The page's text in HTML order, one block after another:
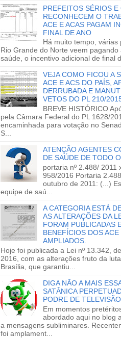
PREFEITOS SÉRIOS E
RECONHECEM O
ACE E ACAS PAGAM
FINAL DE ANO
Há muito tempo, várias
Rio Grande do Norte veem pagando
saúde, o incentivo adicional de final
VEJA COMO FICOU A
ACE E ACS DO PAÍS,
DERRUBADA E
VETOS DO PL 210/
BREVE HISTÓRICO
pela Câmara Federal do PL 1628/
encaminhada para votação no
S...
ATENÇÃO AGENTES
DE SAÚDE DE TODO
portaria nº 2.488/ 2011
958/2016 Portaria
outubro de 2011: (...)
equipe de saú...
A CATEGORIA ESTÁ
AS ALTERAÇÕES DA
FORAM PUBLICADAS
BENEFÍCIOS DOS ACE
AMPLIADOS.
Hoje foi publicada a Lei nº 13.342,
2016, com as alterações fruto da
Brasília, que garantiu...
DIGA NÃO A MAIS
SATÂNICA
PODRE DE TELEVISÃO
Em momentos
abordado aqui no blog
a mensagens subliminares.
foi amplament...